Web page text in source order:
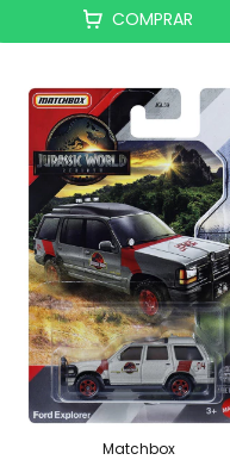
COMPRAR
Matchbox